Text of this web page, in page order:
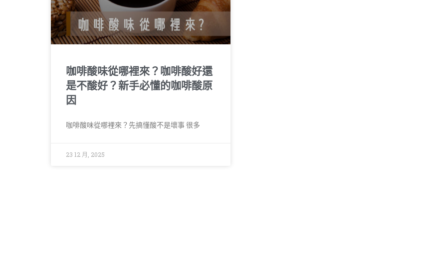
咖啡酸味從哪裡來？咖啡酸好還
是不酸好？新手必懂的咖啡酸原
因
咖啡酸味從哪裡來？先搞懂酸不是壞事 很多
23 12 月, 2025